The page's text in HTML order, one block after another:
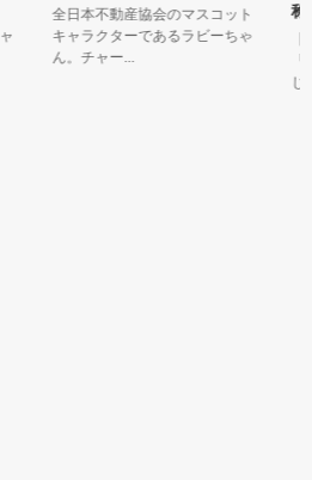
全日本不動産協会のマスコット
キャラクターであるラビーちゃ
ん。チャー...
称
「
じ取